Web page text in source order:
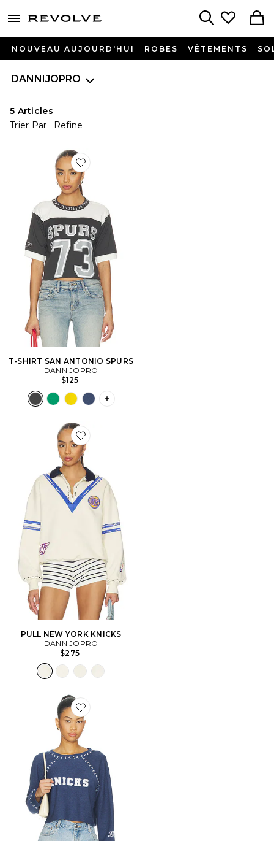
menu - shows more content
NOUVEAU AUJOURD'HUI ROBES VÊTEMENTS
DANNIJOPRO
5 Articles
Trier Par
Refine
Favorite T-SHIRT SAN ANTONIO SPURS
T-SHIRT SAN ANTONIO SPURS
DANNIJOPRO
$125
PLUS ICON TO SEE MORE OPTIONS
Favorite PULL NEW YORK KNICKS
PULL NEW YORK KNICKS
DANNIJOPRO
$275
Favorite SWEAT NEW YORK KNICKS